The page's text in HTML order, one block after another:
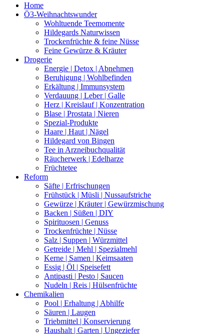
Home
Ö3-Weihnachtswunder
Wohltuende Teemomente
Hildegards Naturwissen
Trockenfrüchte & feine Nüsse
Feine Gewürze & Kräuter
Drogerie
Energie | Detox | Abnehmen
Beruhigung | Wohlbefinden
Erkältung | Immunsystem
Verdauung | Leber | Galle
Herz | Kreislauf | Konzentration
Blase | Prostata | Nieren
Spezial-Produkte
Haare | Haut | Nägel
Hildegard von Bingen
Tee in Arzneibuchqualität
Räucherwerk | Edelharze
Früchtetee
Reform
Säfte | Erfrischungen
Frühstück | Müsli | Nussaufstriche
Gewürze | Kräuter | Gewürzmischung
Backen | Süßen | DIY
Spirituosen | Genuss
Trockenfrüchte | Nüsse
Salz | Suppen | Würzmittel
Getreide | Mehl | Spezialmehl
Kerne | Samen | Keimsaaten
Essig | Öl | Speisefett
Antipasti | Pesto | Saucen
Nudeln | Reis | Hülsenfrüchte
Chemikalien
Pool | Erhaltung | Abhilfe
Säuren | Laugen
Triebmittel | Konservierung
Haushalt | Garten | Ungeziefer